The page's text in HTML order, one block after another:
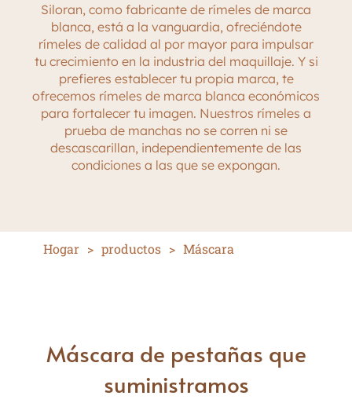
Siloran, como fabricante de rímeles de marca
blanca, está a la vanguardia, ofreciéndote
rímeles de calidad al por mayor para impulsar
tu crecimiento en la industria del maquillaje. Y si
prefieres establecer tu propia marca, te
ofrecemos rímeles de marca blanca económicos
para fortalecer tu imagen. Nuestros rímeles a
prueba de manchas no se corren ni se
descascarillan, independientemente de las
condiciones a las que se expongan.
Hogar > productos > Máscara
Máscara de pestañas que
suministramos